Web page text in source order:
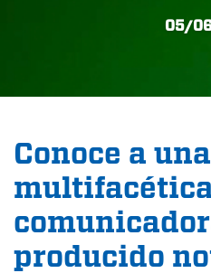
05/
Conoce a una
producido